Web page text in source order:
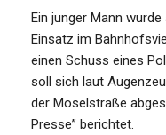
Ein junger Mann
Einsatz im
einen Schuss eines
soll sich laut
der Moselstraße
Presse” berichtet.